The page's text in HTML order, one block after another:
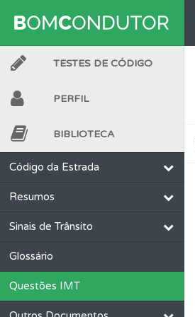
TESTES DE CÓDIGO
PERFIL
BIBLIOTECA
Código da Estrada
Resumos
Sinais de Trânsito
Glossário
Questões IMT